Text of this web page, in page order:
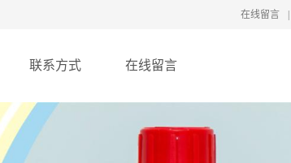
在线留言
联系方式 在线留言